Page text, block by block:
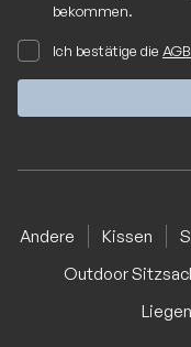
bekommen.
Ich bestätige die AGB
Andere Kissen
Outdoor
Liegen